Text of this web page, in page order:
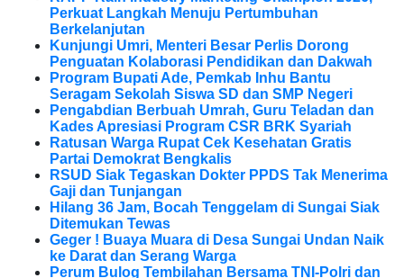
Perkuat Langkah Menuju Pertumbuhan
Berkelanjutan
Kunjungi Umri, Menteri Besar Perlis Dorong
Penguatan Kolaborasi Pendidikan dan Dakwah
Program Bupati Ade, Pemkab Inhu Bantu
Seragam Sekolah Siswa SD dan SMP Negeri
Pengabdian Berbuah Umrah, Guru Teladan dan
Kades Apresiasi Program CSR BRK Syariah
Ratusan Warga Rupat Cek Kesehatan Gratis
Partai Demokrat Bengkalis
RSUD Siak Tegaskan Dokter PPDS Tak Menerima
Gaji dan Tunjangan
Hilang 36 Jam, Bocah Tenggelam di Sungai Siak
Ditemukan Tewas
Geger ! Buaya Muara di Desa Sungai Undan Naik
ke Darat dan Serang Warga
Perum Bulog Tembilahan Bersama TNI-Polri dan